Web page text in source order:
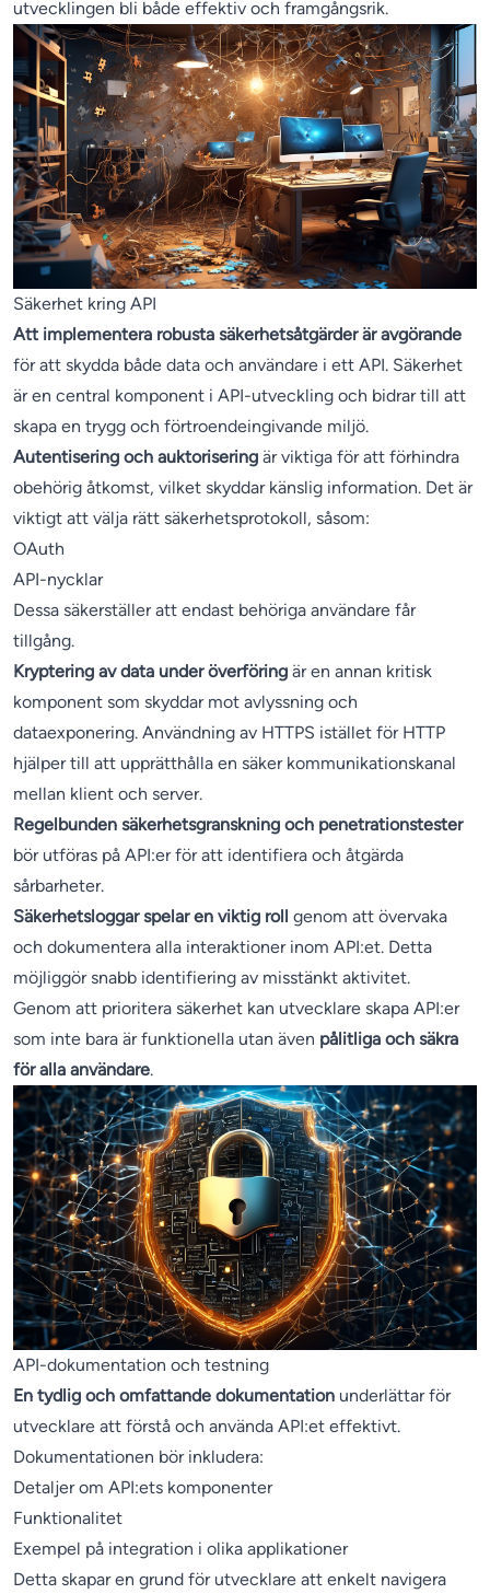
utvecklingen bli både effektiv och framgångsrik.
Säkerhet kring API
Att implementera robusta säkerhetsåtgärder är avgörande
för att skydda både data och användare i ett API. Säkerhet
är en central komponent i API-utveckling och bidrar till att
skapa en trygg och förtroendeingivande miljö.
Autentisering och auktorisering är viktiga för att förhindra
obehörig åtkomst, vilket skyddar känslig information. Det är
viktigt att välja rätt säkerhetsprotokoll, såsom:
OAuth
API-nycklar
Dessa säkerställer att endast behöriga användare får
tillgång.
Kryptering av data under överföring är en annan kritisk
komponent som skyddar mot avlyssning och
dataexponering. Användning av HTTPS istället för HTTP
hjälper till att upprätthålla en säker kommunikationskanal
mellan klient och server.
Regelbunden säkerhetsgranskning och penetrationstester
bör utföras på API:er för att identifiera och åtgärda
sårbarheter.
Säkerhetsloggar spelar en viktig roll genom att övervaka
och dokumentera alla interaktioner inom API:et. Detta
möjliggör snabb identifiering av misstänkt aktivitet.
Genom att prioritera säkerhet kan utvecklare skapa API:er
som inte bara är funktionella utan även pålitliga och säkra
för alla användare.
API-dokumentation och testning
En tydlig och omfattande dokumentation underlättar för
utvecklare att förstå och använda API:et effektivt.
Dokumentationen bör inkludera:
Detaljer om API:ets komponenter
Funktionalitet
Exempel på integration i olika applikationer
Detta skapar en grund för utvecklare att enkelt navigera